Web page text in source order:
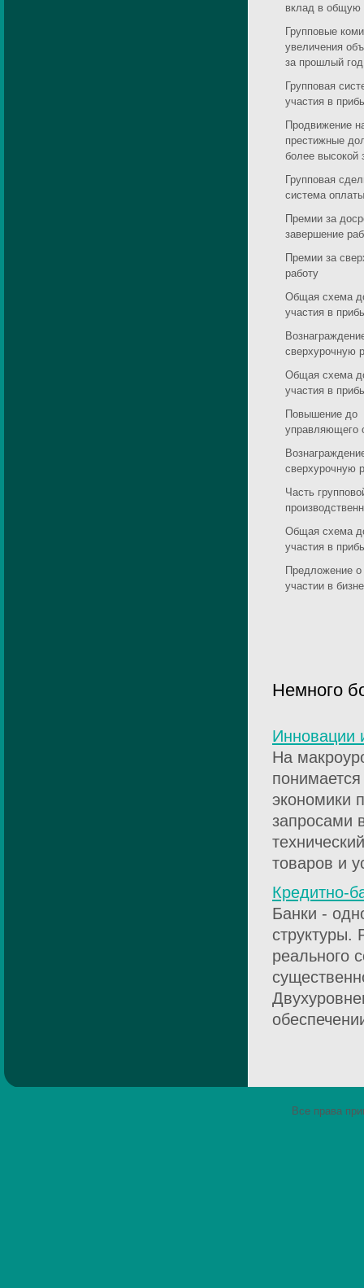
вклад в общую
Групповые
увеличения
за прошлый год
Групповая
участия в
Продвижение
престижные
более высокой
Групповая
система
Премии за
завершение
Премии за
работу
Общая схема
участия в
сверхурочную
Общая схема
участия в
Повышение до
управляющего
сверхурочную
Часть
Общая схема
участия в
Предложение
участии в
Немного
Инновации
На
экономики
запросами
товаров и
Кредитно-
Банки -
структуры.
реального
Все права